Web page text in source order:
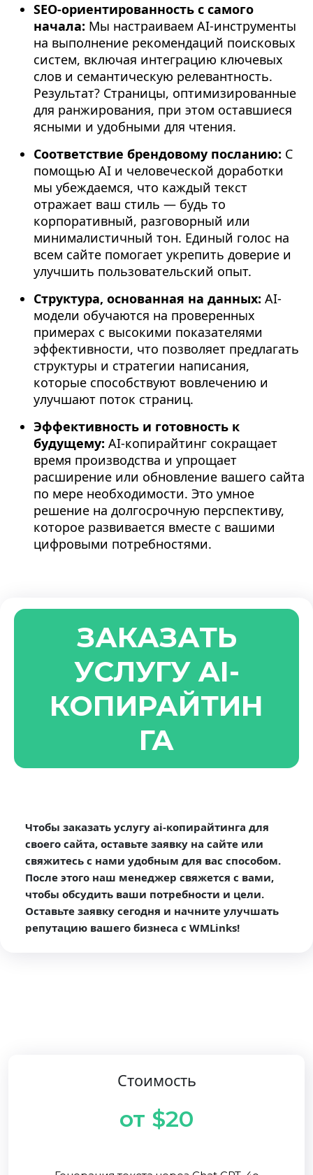
SEO-ориентированность с самого
начала: Мы настраиваем AI-инструменты
на выполнение рекомендаций поисковых
систем, включая интеграцию ключевых
слов и семантическую релевантность.
Результат? Страницы, оптимизированные
для ранжирования, при этом оставшиеся
ясными и удобными для чтения.
Соответствие брендовому посланию: С
помощью AI и человеческой доработки
мы убеждаемся, что каждый текст
отражает ваш стиль — будь то
корпоративный, разговорный или
минималистичный тон. Единый голос на
всем сайте помогает укрепить доверие и
улучшить пользовательский опыт.
Структура, основанная на данных: AI-
модели обучаются на проверенных
примерах с высокими показателями
эффективности, что позволяет предлагать
структуры и стратегии написания,
которые способствуют вовлечению и
улучшают поток страниц.
Эффективность и готовность к
будущему: AI-копирайтинг сокращает
время производства и упрощает
расширение или обновление вашего сайта
по мере необходимости. Это умное
решение на долгосрочную перспективу,
которое развивается вместе с вашими
цифровыми потребностями.
ЗАКАЗАТЬ
УСЛУГУ AI-
КОПИРАЙТИН
ГА
Чтобы заказать услугу ai-копирайтинга для
своего сайта, оставьте заявку на сайте или
свяжитесь с нами удобным для вас способом.
После этого наш менеджер свяжется с вами,
чтобы обсудить ваши потребности и цели.
Оставьте заявку сегодня и начните улучшать
репутацию вашего бизнеса с WMLinks!
Стоимость
от $20